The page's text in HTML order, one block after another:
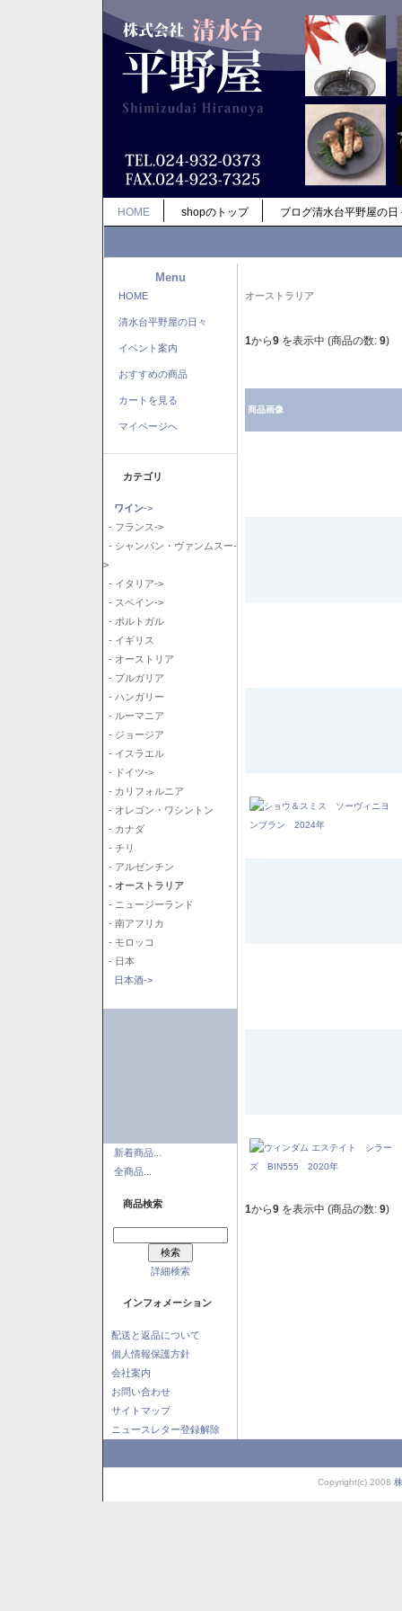
HOME shopのトップ ブログ清水台平野屋の日
Menu
HOME
清水台平野屋の日々
イベント案内
おすすめの商品
カートを見る
マイページへ
カテゴリ
ワイン->
- フランス->
- シャンパン・ヴァンムスー-
>
- イタリア->
- スペイン->
- ポルトガル
- イギリス
- オーストリア
- ブルガリア
- ハンガリー
- ルーマニア
- ジョージア
- イスラエル
- ドイツ->
- カリフォルニア
- オレゴン・ワシントン
- カナダ
- チリ
- アルゼンチン
- オーストラリア
- ニュージーランド
- 南アフリカ
- モロッコ
- 日本
日本酒->
新着商品...
全商品...
商品検索
詳細検索
インフォメーション
配送と返品について
個人情報保護方針
会社案内
お問い合わせ
サイトマップ
ニュースレター登録解除
オーストラリア
1から9 を表示中 (商品の数: 9)
商品画像
1から9 を表示中 (商品の数: 9)
Copyright(c) 2008